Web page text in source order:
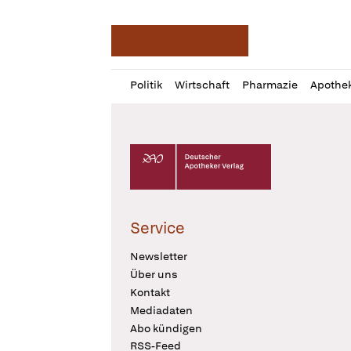
Politik Wirtschaft Pharmazie
Profil
öffnen
Daz
Pur
Deutscher Apotheker Verlag Logo
Service
Newsletter
Über uns
Kontakt
Mediadaten
Abo kündigen
RSS-Feed